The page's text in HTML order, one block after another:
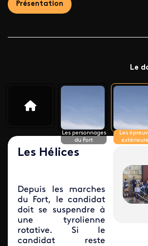
Présentation
Le
Les personnages
du Fort
Les
Les Hélices
Depuis les marches
du Fort, le candidat
doit se suspendre à
une tyrolienne
rotative. Si le
candidat reste